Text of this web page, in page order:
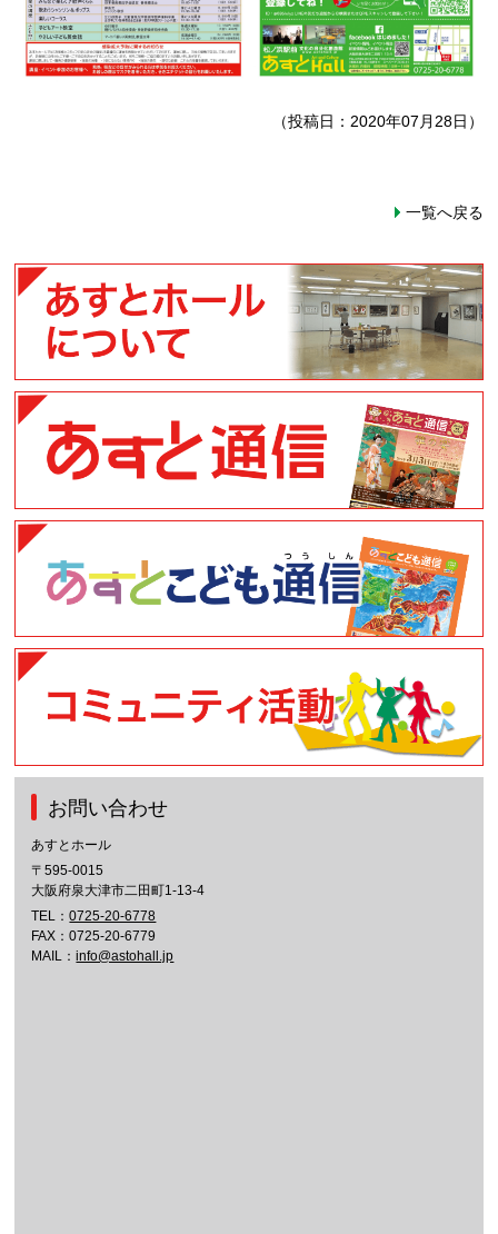
（投稿日：2020年07月28日）
一覧へ戻る
お問い合わせ
あすとホール
〒595-0015
大阪府泉大津市二田町1-13-4
TEL：0725-20-6778
FAX：0725-20-6779
MAIL：info@astohall.jp